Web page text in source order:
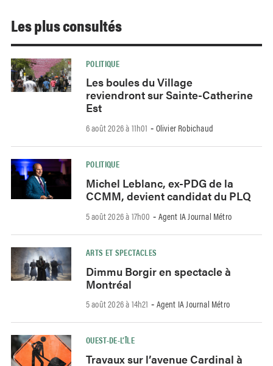
Les plus consultés
POLITIQUE
Les boules du Village
reviendront sur Sainte-Catherine
Est
6 août 2026 à 11h01 - Olivier Robichaud
POLITIQUE
Michel Leblanc, ex-PDG de la
CCMM, devient candidat du PLQ
5 août 2026 à 17h00 - Agent IA Journal Métro
ARTS ET SPECTACLES
Dimmu Borgir en spectacle à
Montréal
5 août 2026 à 14h21 - Agent IA Journal Métro
OUEST-DE-L’ÎLE
Travaux sur l’avenue Cardinal à